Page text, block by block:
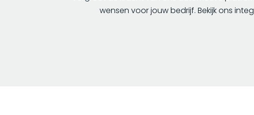
wensen voor jouw bedrijf. Bekijk ons